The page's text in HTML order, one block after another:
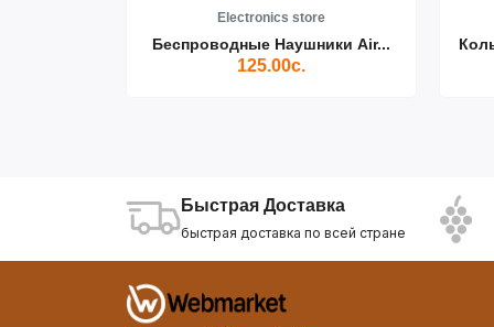
Electronics store
Беспроводные Наушники Air...
125.00с.
Быстрая Доставка
быстрая доставка по всей стране